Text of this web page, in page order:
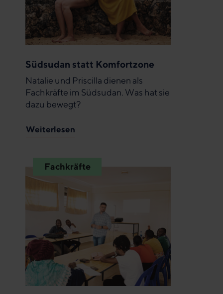
Südsudan statt Komfortzone
Natalie und Priscilla dienen als
Fachkräfte im Südsudan. Was hat sie
dazu bewegt?
Weiterlesen
Fachkräfte